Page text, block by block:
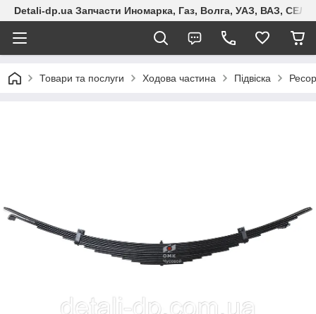
Detali-dp.ua Запчасти Иномарка, Газ, Волга, УАЗ, ВАЗ,
Товари та послуги Ходова частина Підвіска